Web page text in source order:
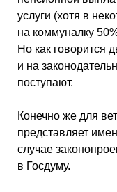
услуги (хотя в
на коммуналку
Но как говорится
и на
поступают.
Конечно же для
представляет
случае
в Госдуму.